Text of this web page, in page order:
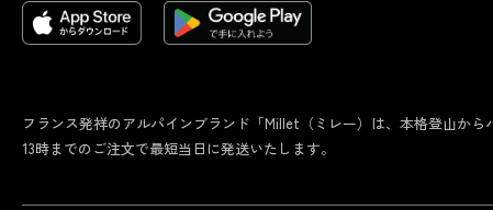
フランス発祥のアルパインブランド「Millet（ミレー）は、本格登山か
13時までのご注文で最短当日に発送いたします。